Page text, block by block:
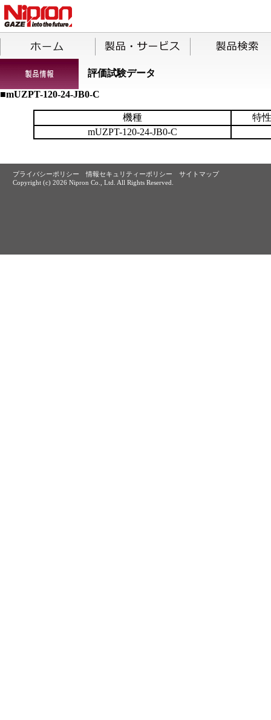
評価試験データ
■mUZPT-120-24-JB0-C
機種
特
mUZPT-120-24-JB0-C
プライバシーポリシー 情報セキュリティーポリシー
サイトマップ
Copyright (c) 2026 Nipron Co., Ltd. All Rights Reserved.